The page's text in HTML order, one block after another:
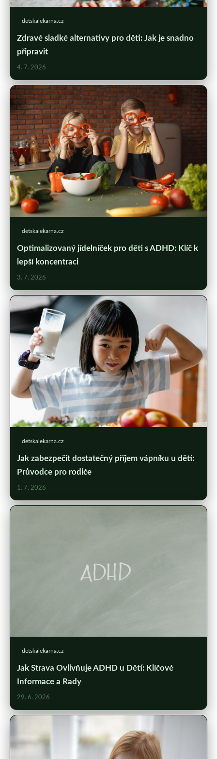
detskalekarna.cz
Zdravé sladké alternativy pro děti: Jak je snadno
připravit
4. 7. 2026
detskalekarna.cz
Optimalizovaný jídelníček pro děti s ADHD: Klíč k
lepší koncentraci
3. 7. 2026
detskalekarna.cz
Jak zabezpečit dostatečný příjem vápníku u dětí:
Průvodce pro rodiče
1. 7. 2026
detskalekarna.cz
Jak Strava Ovlivňuje ADHD u Dětí: Klíčové
Informace a Rady
29. 6. 2026